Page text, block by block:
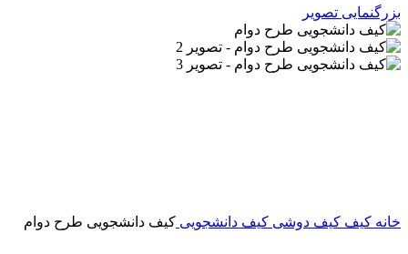
بزرگنمایی تصویر
خانه کیف کیف دوشی کیف دانشجویی کیف دانشجویی طرح دوام